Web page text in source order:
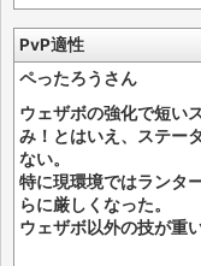
PvP適性
ペったろうさん
ウェザボの強化で短い
み！とはいえ、ステー
ない。
特に現環境ではランタ
らに厳しくなった。
ウェザボ以外の技が重